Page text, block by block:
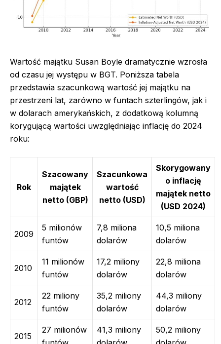
Wartość majątku Susan Boyle dramatycznie wzrosła
od czasu jej występu w BGT. Poniższa tabela
przedstawia szacunkową wartość jej majątku na
przestrzeni lat, zarówno w funtach szterlingów, jak i
w dolarach amerykańskich, z dodatkową kolumną
korygującą wartości uwzględniając inflację do 2024
roku:
Rok
Szacowany
majątek
netto (GBP)
Szacunkowa
wartość
netto (USD)
Skorygowany
o inflację
majątek netto
(USD 2024)
2009
5 milionów
funtów
7,8 miliona
dolarów
10,5 miliona
dolarów
2010
11 milionów
funtów
17,2 miliony
dolarów
22,8 miliona
dolarów
2012
22 miliony
funtów
35,2 miliony
dolarów
44,3 miliony
dolarów
2015
27 milionów
41,3 miliony
50,2 miliony